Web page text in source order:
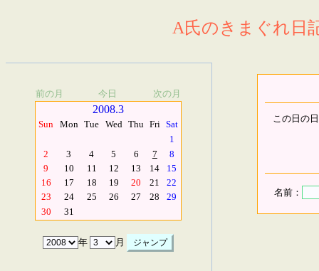
A氏のきまぐれ日
前の月 今日 次の月
2008.3
Sun Mon Tue Wed Thu Fri Sat
1
2
3 4 5 6 7
8
9
10 11 12 13 14
15
16
17 18 19 20 21
22
23
24 25 26 27 28
29
30
31
年 月
この日の
名前：